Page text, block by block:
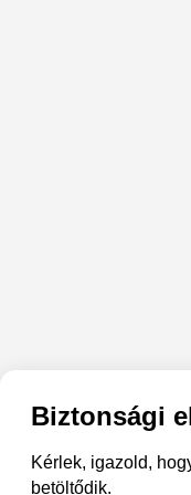
Biztonsági
Kérlek, igazold,
betöltődik.